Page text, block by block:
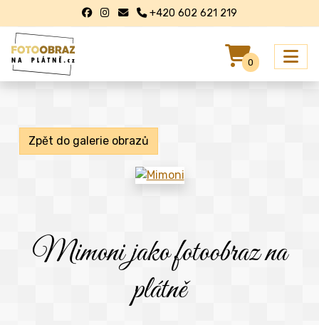
+420 602 621 219
0
Zpět do galerie obrazů
Mimoni jako fotoobraz na
plátně